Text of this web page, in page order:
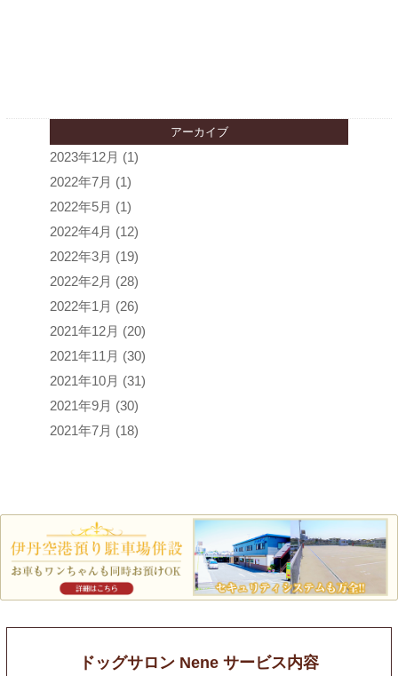
アーカイブ
2023年12月 (1)
2022年7月 (1)
2022年5月 (1)
2022年4月 (12)
2022年3月 (19)
2022年2月 (28)
2022年1月 (26)
2021年12月 (20)
2021年11月 (30)
2021年10月 (31)
2021年9月 (30)
2021年7月 (18)
ドッグサロン Nene サービス内容